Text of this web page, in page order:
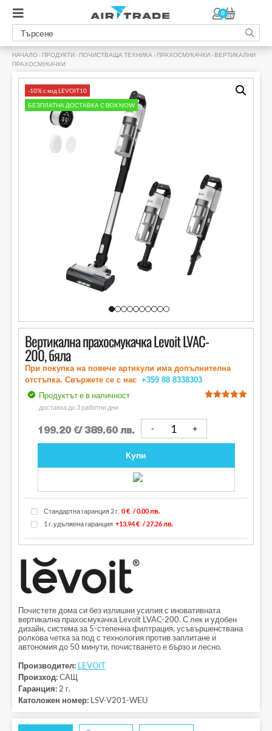
0
НАЧАЛО › ПРОДУКТИ › ПОЧИСТВАЩА ТЕХНИКА › ПРАХОСМУКАЧКИ › ВЕРТИКАЛНИ
ПРАХОСМУКАЧКИ
-10% с код LEVOIT10
БЕЗПЛАТНА ДОСТАВКА С BOX NOW
Вертикална прахосмукачка Levoit LVAC-
200, бяла
При покупка на повече артикули има допълнителна
отстъпка. Свържете се с нас +359 88 8338303
Продуктът е в наличност
доставка до 3 работни дни
199.20 €/ 389.60 лв.
Купи
Стандартна гаранция 2 г. 0 € / 0.00 лв.
1 г. удължена гаранция +13.94 € / 27.26 лв.
Почистете дома си без излишни усилия с иновативната
вертикална прахосмукачка Levoit LVAC-200. С лек и удобен
дизайн, система за 5-степенна филтрация, усъвършенствана
ролкова четка за под с технология против заплитане и
автономия до 50 минути, почистването е бързо и лесно.
Производител: LEVOIT
Произход:САЩ
Гаранция:2 г.
Католожен номер: LSV-V201-WEU